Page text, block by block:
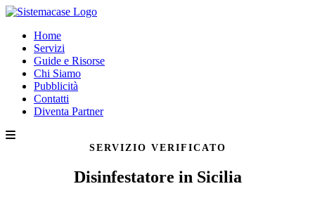
Home
Servizi
Guide e Risorse
Chi Siamo
Pubblicità
Contatti
Diventa Partner
SERVIZIO VERIFICATO
Disinfestatore in Sicilia